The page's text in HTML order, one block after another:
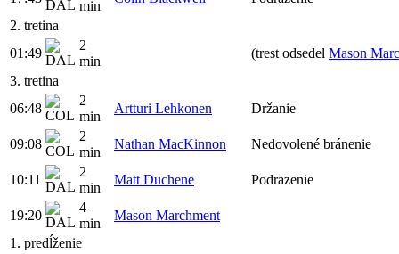
min
2. tretina
01:49
2
min
(trest odsedel Mason
3. tretina
06:48
2
min
Artturi Lehkonen Držanie
09:08
2
min
Nathan MacKinnon Nedovolené bránenie
10:11
2
min
Matt Duchene Podrazenie
19:20
4
min
Mason Marchment
1. predĺženie